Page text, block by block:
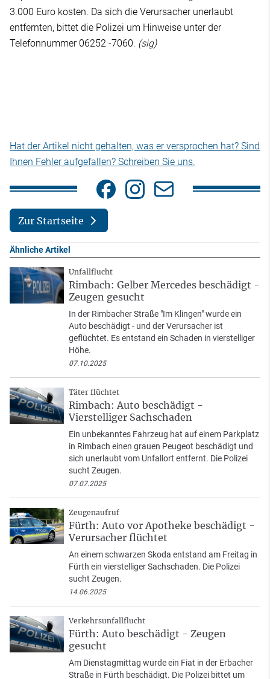
3.000 Euro kosten. Da sich die Verursacher unerlaubt
entfernten, bittet die Polizei um Hinweise unter der
Telefonnummer 06252 -7060. (sig)
Hat der Artikel nicht gehalten, was er versprochen hat? Sind
Ihnen Fehler aufgefallen? Schreiben Sie uns.
Zur Startseite
Ähnliche Artikel
Unfallflucht
Rimbach: Gelber Mercedes beschädigt -
Zeugen gesucht
In der Rimbacher Straße "Im Klingen" wurde ein
Auto beschädigt - und der Verursacher ist
geflüchtet. Es entstand ein Schaden in vierstelliger
Höhe.
07.10.2025
Täter flüchtet
Rimbach: Auto beschädigt -
Vierstelliger Sachschaden
Ein unbekanntes Fahrzeug hat auf einem Parkplatz
in Rimbach einen grauen Peugeot beschädigt und
sich unerlaubt vom Unfallort entfernt. Die Polizei
sucht Zeugen.
07.07.2025
Zeugenaufruf
Fürth: Auto vor Apotheke beschädigt -
Verursacher flüchtet
An einem schwarzen Skoda entstand am Freitag in
Fürth ein vierstelliger Sachschaden. Die Polizei
sucht Zeugen.
14.06.2025
Verkehrsunfallflucht
Fürth: Auto beschädigt - Zeugen
gesucht
Am Dienstagmittag wurde ein Fiat in der Erbacher
Straße in Fürth beschädigt. Die Polizei bittet um